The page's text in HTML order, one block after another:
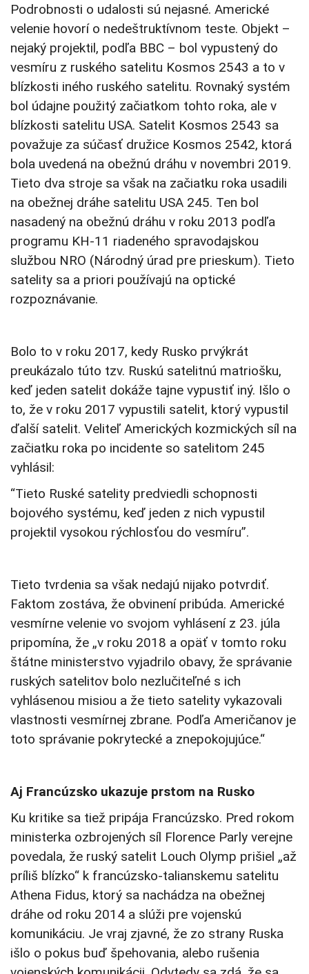
Podrobnosti o udalosti sú nejasné. Americké
velenie hovorí o nedeštruktívnom teste. Objekt –
nejaký projektil, podľa BBC – bol vypustený do
vesmíru z ruského satelitu Kosmos 2543 a to v
blízkosti iného ruského satelitu. Rovnaký systém
bol údajne použitý začiatkom tohto roka, ale v
blízkosti satelitu USA. Satelit Kosmos 2543 sa
považuje za súčasť družice Kosmos 2542, ktorá
bola uvedená na obežnú dráhu v novembri 2019.
Tieto dva stroje sa však na začiatku roka usadili
na obežnej dráhe satelitu USA 245. Ten bol
nasadený na obežnú dráhu v roku 2013 podľa
programu KH-11 riadeného spravodajskou
službou NRO (Národný úrad pre prieskum). Tieto
satelity sa a priori používajú na optické
rozpoznávanie.
Bolo to v roku 2017, kedy Rusko prvýkrát
preukázalo túto tzv. Ruskú satelitnú matriošku,
keď jeden satelit dokáže tajne vypustiť iný. Išlo o
to, že v roku 2017 vypustili satelit, ktorý vypustil
ďalší satelit. Veliteľ Amerických kozmických síl na
začiatku roka po incidente so satelitom 245
vyhlásil:
“Tieto Ruské satelity predviedli schopnosti
bojového systému, keď jeden z nich vypustil
projektil vysokou rýchlosťou do vesmíru”.
Tieto tvrdenia sa však nedajú nijako potvrdiť.
Faktom zostáva, že obvinení pribúda. Americké
vesmírne velenie vo svojom vyhlásení z 23. júla
pripomína, že „v roku 2018 a opäť v tomto roku
štátne ministerstvo vyjadrilo obavy, že správanie
ruských satelitov bolo nezlučiteľné s ich
vyhlásenou misiou a že tieto satelity vykazovali
vlastnosti vesmírnej zbrane. Podľa Američanov je
toto správanie pokrytecké a znepokojujúce.“
Aj Francúzsko ukazuje prstom na Rusko
Ku kritike sa tiež pripája Francúzsko. Pred rokom
ministerka ozbrojených síl Florence Parly verejne
povedala, že ruský satelit Louch Olymp prišiel „až
príliš blízko“ k francúzsko-talianskemu satelitu
Athena Fidus, ktorý sa nachádza na obežnej
dráhe od roku 2014 a slúži pre vojenskú
komunikáciu. Je vraj zjavné, že zo strany Ruska
išlo o pokus buď špehovania, alebo rušenia